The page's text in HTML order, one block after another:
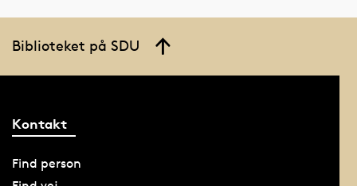
Biblioteket på SDU
Kontakt
Find person